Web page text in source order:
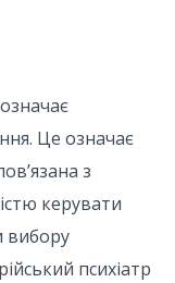
Це означає
з
керувати
вибору
психіатр